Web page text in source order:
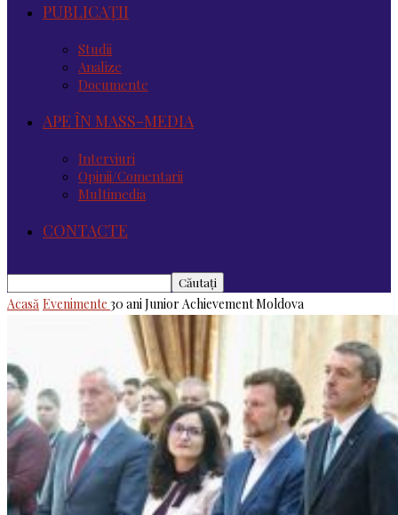
PUBLICAȚII
Studii
Analize
Documente
APE ÎN MASS-MEDIA
Interviuri
Opinii/Comentarii
Multimedia
CONTACTE
Acasă Evenimente 30 ani Junior Achievement Moldova